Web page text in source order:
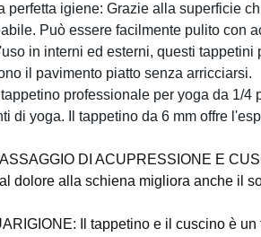
perfetta igiene: Grazie alla superficie
Può essere facilmente pulito con
in interni ed esterni, questi
il pavimento piatto senza arricciarsi.
professionale per yoga da 1/
di yoga. Il tappetino da 6 mm offre
DI ACUPRESSIONE E
dolore alla schiena migliora anche il
Il tappetino e il cuscino è